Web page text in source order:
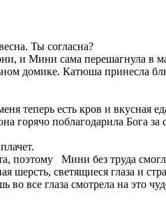
Ты согласна?
и Мини сама перешагнула в
домике. Катюша принесла
теперь есть кров и вкусная
горячо поблагодарила Бога
поэтому Мини без труда
шерсть, светящиеся глаза и
все глаза смотрела на это